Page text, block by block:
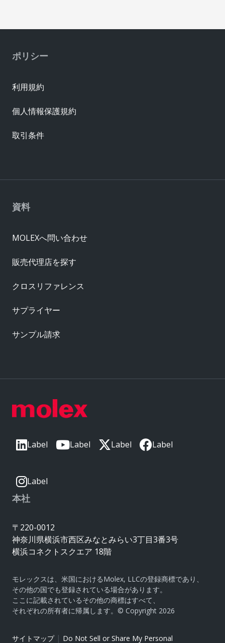
Label Label Label Label
Label
本社
〒220-0012
神奈川県横浜市西区みなとみらい3丁目3番3号
横浜コネクトスクエア 18階
モレックスは、米国におけるMolex, LLCの登録商標であり、
その他の国でも登録されている場合があります。
ここに記載されているその他の商標はすべて、
それぞれの所有者に帰属します。© Copyright 2026
サイトマップ| Do Not Sell or Share My Personal
資料
MOLEXへ問い合わせ
販売代理店を探す
クロスリファレンス
サプライヤー
サンプル請求
ポリシー
利用規約
個人情報保護規約
取引条件